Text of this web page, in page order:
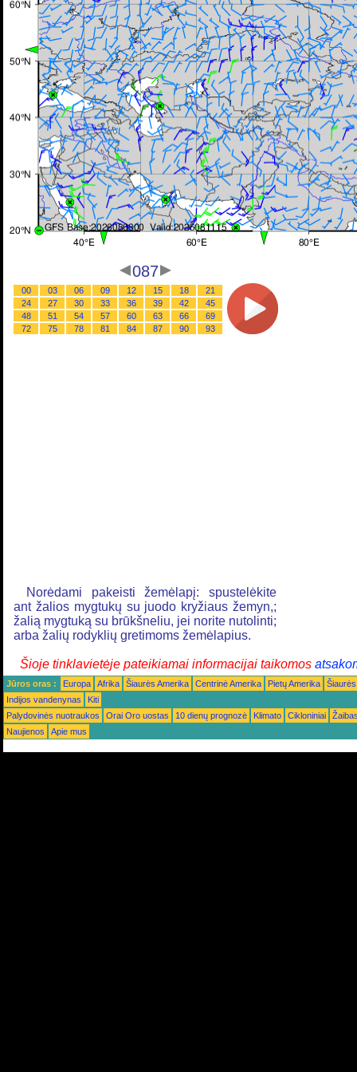
087
00 03 06 09 12 15 18
21
24
27 30 33 36 39 42
45
48
51 54 57 60 63 66
69
72
75 78 81 84 87 90 93
Norėdami pakeisti žemėlapį: spustelėkite
ant žalios mygtukų su juodo kryžiaus žemyn,;
žalią mygtuką su brūkšneliu, jei norite nutolinti;
arba žalių rodyklių gretimoms žemėlapius.
Šioje tinklavietėje pateikiamai informacijai taikomos
Jūros oras : Europa Afrika Šiaurės Amerika Centrinė Amerika Pietų Amerika
Indijos vandenynas
Kiti
Palydovinės nuotraukos
Orai Oro uostas 10 dienų prognozė Klimato Cikloniniai
Naujienos
Apie mus